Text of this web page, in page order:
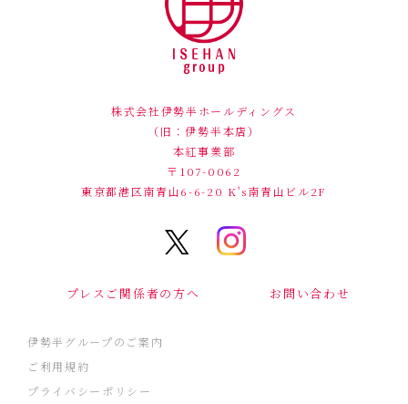
株式会社伊勢半ホールディングス
（旧：伊勢半本店）
本紅事業部
〒107-0062
東京都港区南青山6-6-20 K's南青山ビル2F
プレスご関係者の方へ お問い合わせ
伊勢半グループのご案内
ご利用規約
プライバシーポリシー